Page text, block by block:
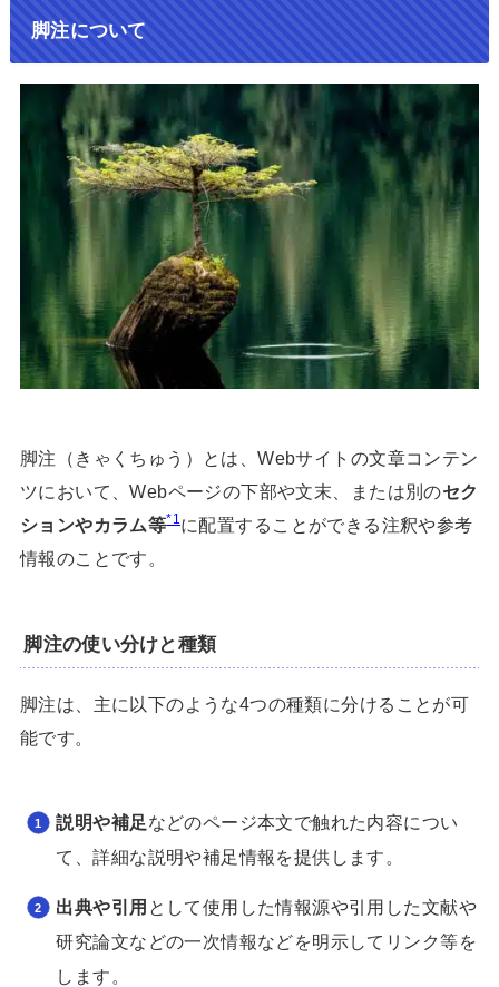
脚注について
脚注（きゃくちゅう）とは、Webサイトの文章コンテン
ツにおいて、Webページの下部や文末、または別のセク
ションやカラム等*1に配置することができる注釈や参考
情報のことです。
脚注の使い分けと種類
脚注は、主に以下のような4つの種類に分けることが可
能です。
説明や補足 などのページ本文で触れた内容につい
て、詳細な説明や補足情報を提供します。
出典や引用 として使用した情報源や引用した文献や
研究論文などの一次情報などを明示してリンク等を
します。